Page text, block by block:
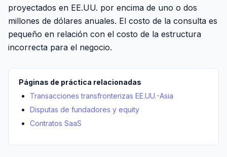
proyectados en EE.UU. por encima de uno o dos
millones de dólares anuales. El costo de la consulta es
pequeño en relación con el costo de la estructura
incorrecta para el negocio.
Páginas de práctica relacionadas
Transacciones transfronterizas EE.UU.-Asia
Disputas de fundadores y equity
Contratos SaaS